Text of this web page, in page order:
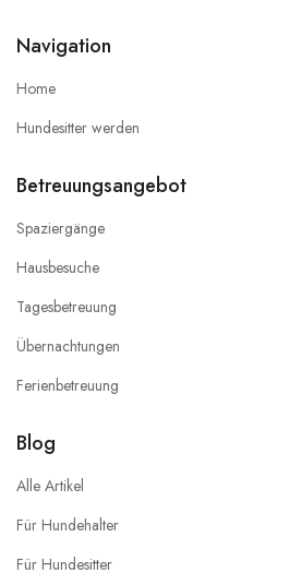
Navigation
Home
Hundesitter werden
Betreuungsangebot
Spaziergänge
Hausbesuche
Tagesbetreuung
Übernachtungen
Ferienbetreuung
Blog
Alle Artikel
Für Hundehalter
Für Hundesitter